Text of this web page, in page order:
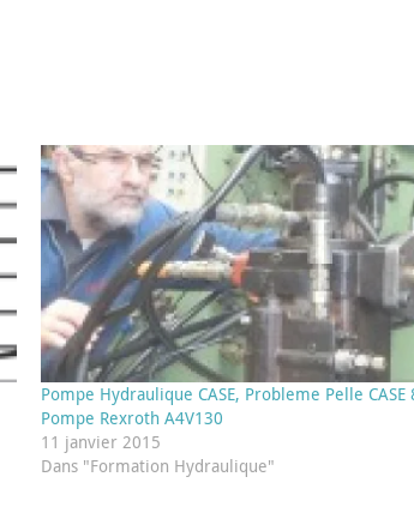
Pompe Hydraulique CASE, Probleme Pelle CASE
Pompe Rexroth A4V130
11 janvier 2015
Dans "Formation Hydraulique"